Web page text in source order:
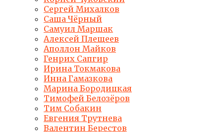
Сергей Михалков
Саша Чёрный
Самуил Маршак
Алексей Плещеев
Аполлон Майков
Генрих Сапгир
Ирина Токмакова
Инна Гамазкова
Марина Бородицкая
Тимофей Белозёров
Тим Собакин
Евгения Трутнева
Валентин Берестов